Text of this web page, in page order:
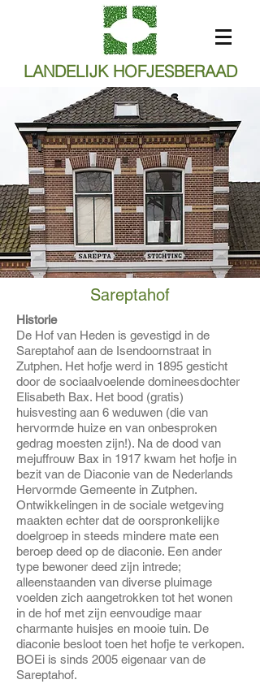
LANDELIJK HOFJESBERAAD
Sareptahof
Historie
De Hof van Heden is gevestigd in de
Sareptahof aan de Isendoornstraat in
Zutphen. Het hofje werd in 1895 gesticht
door de sociaalvoelende domineesdochter
Elisabeth Bax. Het bood (gratis)
huisvesting aan 6 weduwen (die van
hervormde huize en van onbesproken
gedrag moesten zijn!). Na de dood van
mejuffrouw Bax in 1917 kwam het hofje in
bezit van de Diaconie van de Nederlands
Hervormde Gemeente in Zutphen.
Ontwikkelingen in de sociale wetgeving
maakten echter dat de oorspronkelijke
doelgroep in steeds mindere mate een
beroep deed op de diaconie. Een ander
type bewoner deed zijn intrede;
alleenstaanden van diverse pluimage
voelden zich aangetrokken tot het wonen
in de hof met zijn eenvoudige maar
charmante huisjes en mooie tuin. De
diaconie besloot toen het hofje te verkopen.
BOEi is sinds 2005 eigenaar van de
Sareptahof.